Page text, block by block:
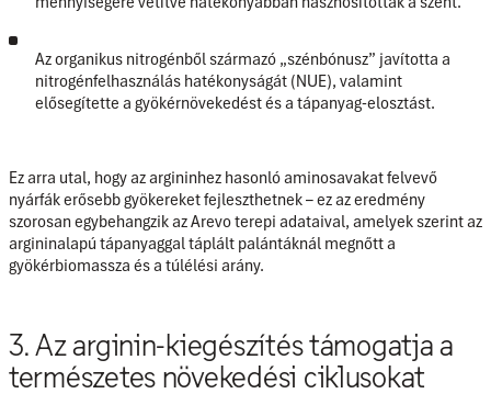
Az organikus nitrogénből származó „szénbónusz” javította a
nitrogénfelhasználás hatékonyságát (NUE), valamint
elősegítette a gyökérnövekedést és a tápanyag-elosztást.
Ez arra utal, hogy az argininhez hasonló aminosavakat felvevő
nyárfák erősebb gyökereket fejleszthetnek – ez az eredmény
szorosan egybehangzik az Arevo terepi adataival, amelyek szerint az
argininalapú tápanyaggal táplált palántáknál megnőtt a
gyökérbiomassza és a túlélési arány.
3. Az arginin-kiegészítés támogatja a
természetes növekedési ciklusokat